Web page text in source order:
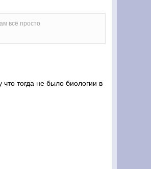
всё просто
тогда не было биологии в